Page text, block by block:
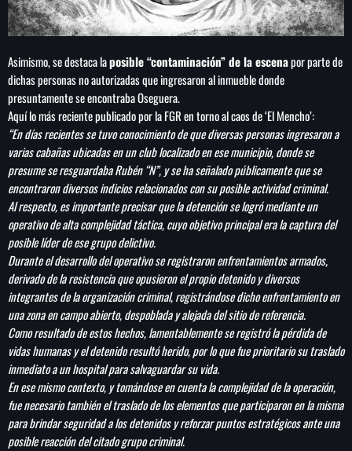
México arrasa en los Juegos
Centroamericanos y del Caribe con 407
medallas, 167 de oro
Asimismo, se destaca laposible “contaminación” de la escenapor parte de
dichas personas no autorizadas que ingresaron al inmueble donde
presuntamente se encontraba Oseguera.
Aquí lo más reciente publicado por la FGR en torno al caos de ‘El Mencho’:
“En días recientes se tuvo conocimiento de que diversas personas ingresaron a
varias cabañas ubicadas en un club localizado en ese municipio, donde se
presume se resguardaba Rubén “N”, y se ha señalado públicamente que se
encontraron diversos indicios relacionados con su posible actividad criminal.
Al respecto, es importante precisar que la detención se logró mediante un
operativo de alta complejidad táctica, cuyo objetivo principal era la captura del
posible líder de ese grupo delictivo.
Durante el desarrollo del operativo se registraron enfrentamientos armados,
derivado de la resistencia que opusieron el propio detenido y diversos
integrantes de la organización criminal, registrándose dicho enfrentamiento en
una zona en campo abierto, despoblada y alejada del sitio de referencia.
Como resultado de estos hechos, lamentablemente se registró la pérdida de
vidas humanas y el detenido resultó herido, por lo que fue prioritario su traslado
inmediato a un hospital para salvaguardar su vida.
En ese mismo contexto, y tomándose en cuenta la complejidad de la operación,
fue necesario también el traslado de los elementos que participaron en la misma
para brindar seguridad a los detenidos y reforzar puntos estratégicos ante una
posible reacción del citado grupo criminal.